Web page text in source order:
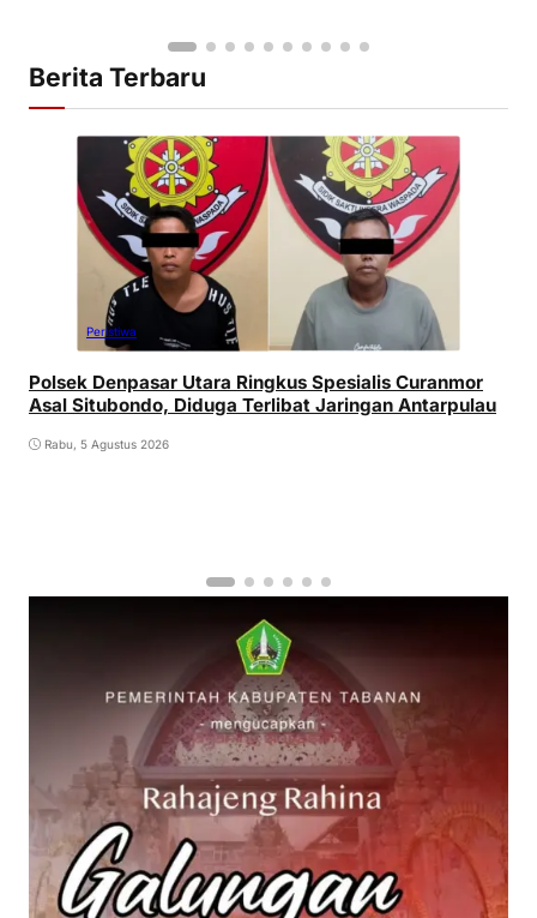
Berita Terbaru
Peristiwa
Polsek Denpasar Utara Ringkus Spesialis Curanmor
Asal Situbondo, Diduga Terlibat Jaringan Antarpulau
Rabu, 5 Agustus 2026